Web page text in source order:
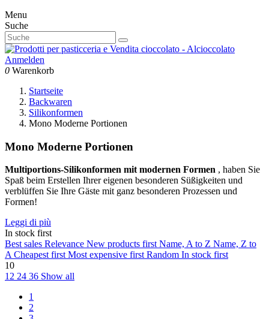
Menu
Suche
Anmelden
0 Warenkorb
Startseite
Backwaren
Silikonformen
Mono Moderne Portionen
Mono Moderne Portionen
Multiportions-Silikonformen mit modernen Formen , haben Sie
Spaß beim Erstellen Ihrer eigenen besonderen Süßigkeiten und
verblüffen Sie Ihre Gäste mit ganz besonderen Prozessen und
Formen!
Leggi di più
In stock first
Best sales Relevance New products firstName, A to Z Name, Z to
ACheapest firstMost expensive firstRandom In stock first
10
12 24 36 Show all
1
2